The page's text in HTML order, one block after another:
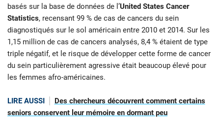
basés sur la base de données de l’United States Cancer
Statistics, recensant 99 % de cas de cancers du sein
diagnostiqués sur le sol américain entre 2010 et 2014. Sur les
1,15 million de cas de cancers analysés, 8,4 % étaient de type
triple négatif, et le risque de développer cette forme de cancer
du sein particulièrement agressive était beaucoup élevé pour
les femmes afro-américaines.
LIRE AUSSI
Des chercheurs découvrent comment certains
seniors conservent leur mémoire en dormant peu